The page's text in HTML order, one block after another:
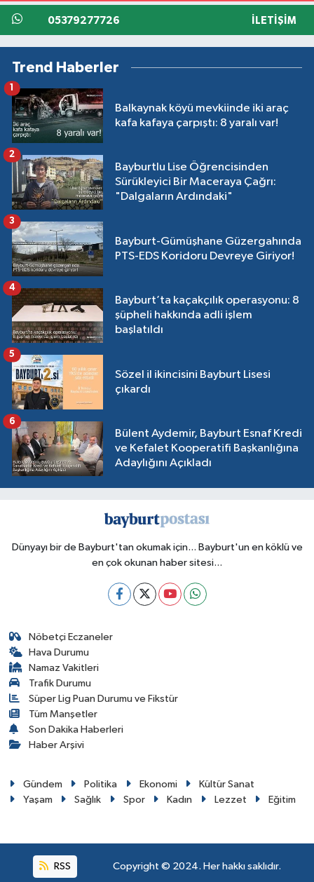
05379277726 İLETIŞIM
Trend Haberler
Balkaynak köyü mevkiinde iki araç
kafa kafaya çarpıştı: 8 yaralı var!
1
Bayburtlu Lise Öğrencisinden
Sürükleyici Bir Maceraya Çağrı:
"Dalgaların Ardındaki"
2
Bayburt-Gümüşhane Güzergahında
PTS-EDS Koridoru Devreye Giriyor!
3
Bayburt’ta kaçakçılık operasyonu: 8
şüpheli hakkında adli işlem
başlatıldı
4
Sözel il ikincisini Bayburt Lisesi
çıkardı
5
Bülent Aydemir, Bayburt Esnaf Kredi
ve Kefalet Kooperatifi Başkanlığına
Adaylığını Açıkladı
6
Dünyayı bir de Bayburt'tan okumak için... Bayburt'un en köklü ve
en çok okunan haber sitesi...
Nöbetçi Eczaneler
Hava Durumu
Namaz Vakitleri
Trafik Durumu
Süper Lig Puan Durumu ve Fikstür
Tüm Manşetler
Son Dakika Haberleri
Haber Arşivi
Gündem Politika Ekonomi
Kültür Sanat
Yaşam
Sağlık Spor Kadın Lezzet Eğitim
RSS Copyright © 2024. Her hakkı saklıdır.